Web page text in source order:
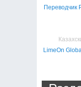
Переводчик
LimeOn